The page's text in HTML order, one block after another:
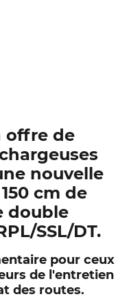
offre de
nouvelle
cm de
double
SSL/DT.
pour ceux
de l'entretien
des routes.